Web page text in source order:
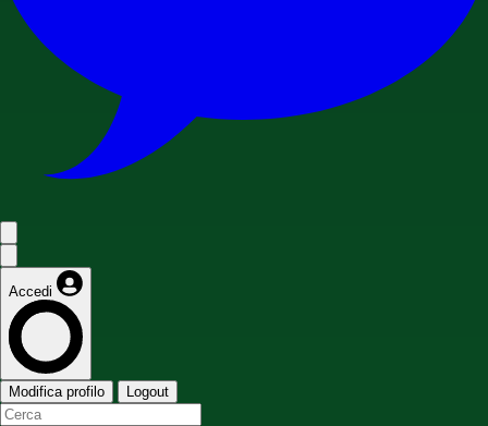
Accedi
Modifica profilo Logout